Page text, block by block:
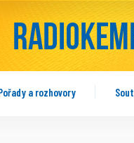
a rozhovory